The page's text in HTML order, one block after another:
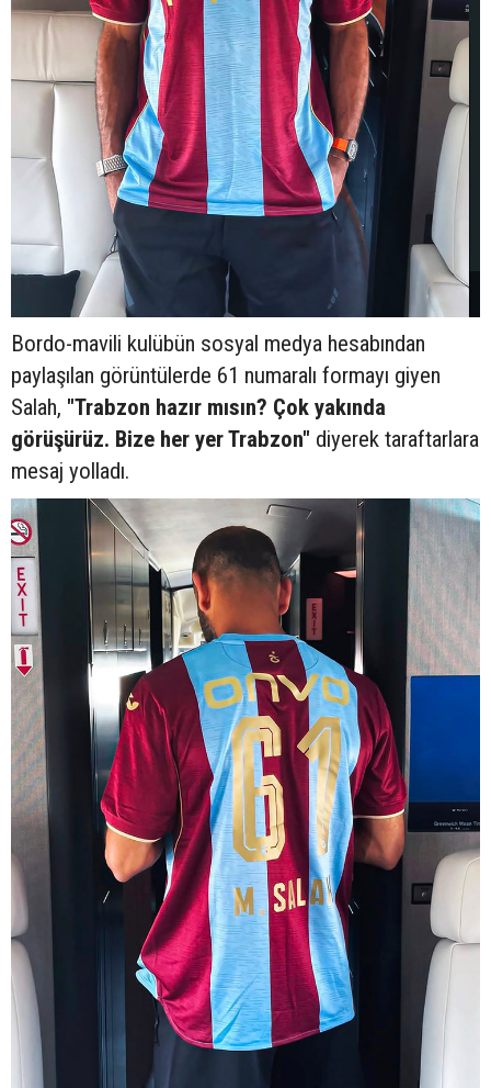
Bordo-mavili kulübün sosyal medya hesabından
paylaşılan görüntülerde 61 numaralı formayı giyen
Salah, "Trabzon hazır mısın? Çok yakında
görüşürüz. Bize her yer Trabzon" diyerek taraftarlara
mesaj yolladı.